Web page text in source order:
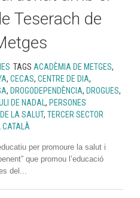
Teserach de
TAGS ACADÈMIA DE METGES,
, CECAS, CENTRE DE DIA,
, DROGODEPENDÈNCIA, DROGUES,
DE NADAL , PERSONES
LA SALUT, TERCER SECTOR
CATALÀ
per promoure la salut i
que promou l’educació
del...